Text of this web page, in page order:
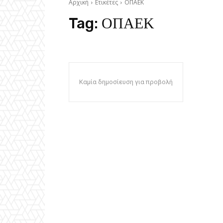
Αρχική Ετικέτες ΟΠΑΕΚ
Tag: ΟΠΑΕΚ
Καμία δημοσίευση για προβολή